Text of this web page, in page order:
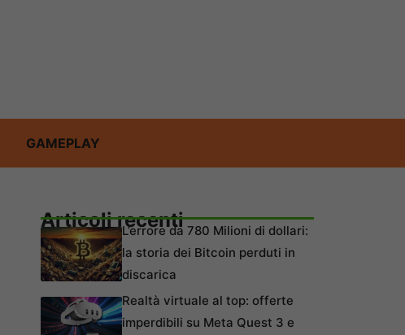
GAMEPLAY
Articoli recentiL’errore da 780 Milioni di dollari:
la storia dei Bitcoin perduti in
discarica
Realtà virtuale al top: offerte
imperdibili su Meta Quest 3 e